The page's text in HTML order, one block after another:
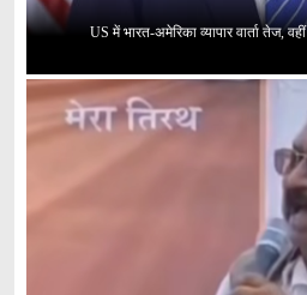
US में भारत-अमेरिका व्यापार वार्ता तेज,